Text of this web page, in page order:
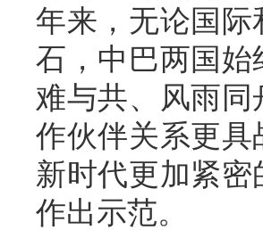
年来，无论国
石，中巴两国
难与共、风雨
作伙伴关系更
新时代更加紧
作出示范。